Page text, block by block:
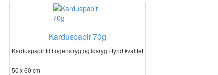
Karduspapir 70g
Karduspapir til bogens ryg og løsryg - tynd kvalitet
50 x 60 cm